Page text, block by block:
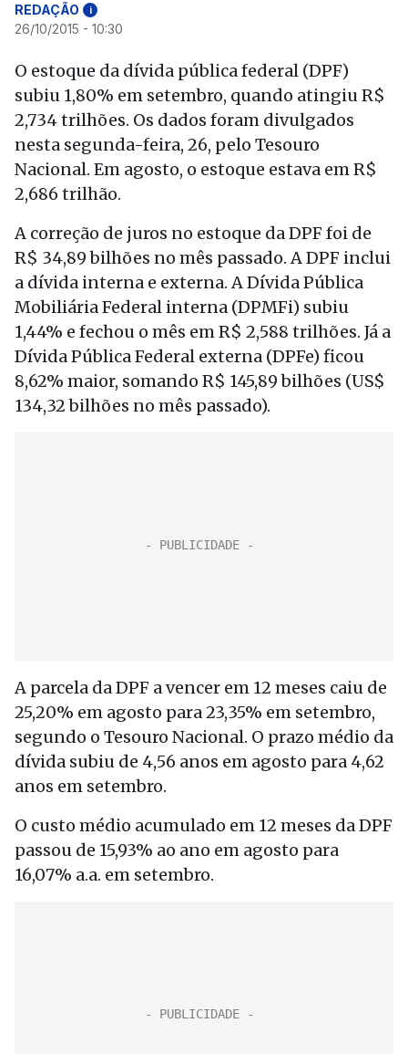
REDAÇÃO i
26/10/2015 - 10:30
O estoque da dívida pública federal (DPF)
subiu 1,80% em setembro, quando atingiu R$
2,734 trilhões. Os dados foram divulgados
nesta segunda-feira, 26, pelo Tesouro
Nacional. Em agosto, o estoque estava em R$
2,686 trilhão.
A correção de juros no estoque da DPF foi de
R$ 34,89 bilhões no mês passado. A DPF inclui
a dívida interna e externa. A Dívida Pública
Mobiliária Federal interna (DPMFi) subiu
1,44% e fechou o mês em R$ 2,588 trilhões. Já a
Dívida Pública Federal externa (DPFe) ficou
8,62% maior, somando R$ 145,89 bilhões (US$
134,32 bilhões no mês passado).
A parcela da DPF a vencer em 12 meses caiu de
25,20% em agosto para 23,35% em setembro,
segundo o Tesouro Nacional. O prazo médio da
dívida subiu de 4,56 anos em agosto para 4,62
anos em setembro.
O custo médio acumulado em 12 meses da DPF
passou de 15,93% ao ano em agosto para
16,07% a.a. em setembro.